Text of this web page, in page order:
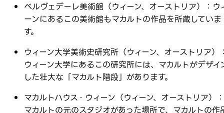
ベルヴェデーレ美術館（ウィーン、オーストリア）：ウ
ーンにあるこの美術館もマカルトの作品を所蔵していま
す。
ウィーン大学美術史研究所（ウィーン、オーストリア）
ウィーン大学にあるこの研究所には、マカルトがデザイ
した壮大な「マカルト階段」があります。
マカルトハウス・ウィーン（ウィーン、オーストリア）：
マカルトの元のスタジオがあった場所で、マカルトの作